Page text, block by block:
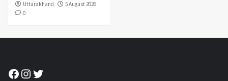
Uttarakhand
5 August 2026
0
Facebook
Instagram
Twitter